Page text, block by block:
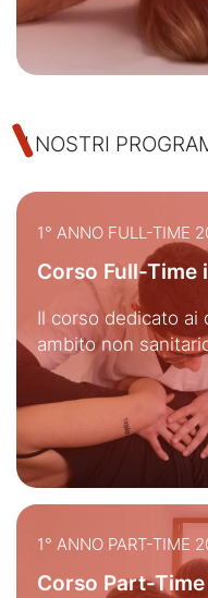
I NOSTRI
1° ANNO FULL-TIME
Corso Full-Time
Il corso dedicato ai
ambito non
1° ANNO PART-TIME
Corso Part-